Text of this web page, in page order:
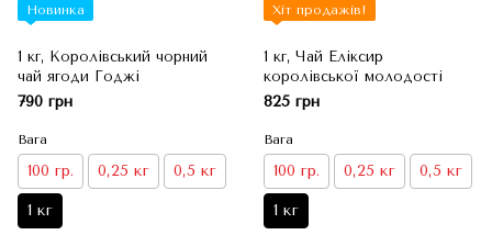
Новинка
1 кг, Королівський чорний
чай ягоди Годжі
790 грн
Вага
100 гр. 0,25 кг 0,5 кг
1 кг
Хіт продажів!
1 кг, Чай Еліксир
королівської молодості
825 грн
Вага
100 гр. 0,25 кг 0,5 кг
1 кг